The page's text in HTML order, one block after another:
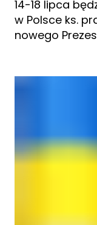
14-18 lipca
w Polsce ks.
nowego